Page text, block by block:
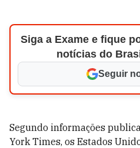
Siga a Exame e fique
notícias do
Seguir
Segundo informações
York Times, os Estados